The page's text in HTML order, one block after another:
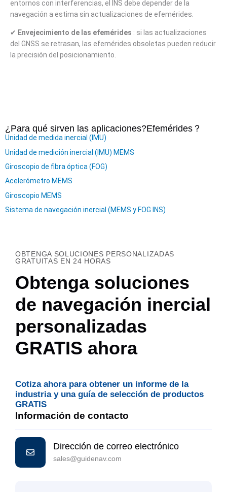
entornos con interferencias, el INS debe depender de la
navegación a estima sin actualizaciones de efemérides.
✔ Envejecimiento de las efemérides : si las actualizaciones
del GNSS se retrasan, las efemérides obsoletas pueden reducir
la precisión del posicionamiento.
¿Para qué sirven las aplicaciones?Efemérides ？
Unidad de medida inercial (IMU)
Unidad de medición inercial (IMU) MEMS
Giroscopio de fibra óptica (FOG)
Acelerómetro MEMS
Giroscopio MEMS
Sistema de navegación inercial (MEMS y FOG INS)
OBTENGA SOLUCIONES PERSONALIZADAS
GRATUITAS EN 24 HORAS
Obtenga soluciones
de navegación inercial
personalizadas
GRATIS ahora
Cotiza ahora para obtener un informe de la
industria y una guía de selección de productos
GRATIS
Información de contacto
Dirección de correo electrónico
sales@guidenav.com